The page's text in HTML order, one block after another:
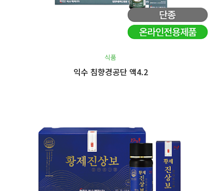
식품
익수 침향경공단 액4.2